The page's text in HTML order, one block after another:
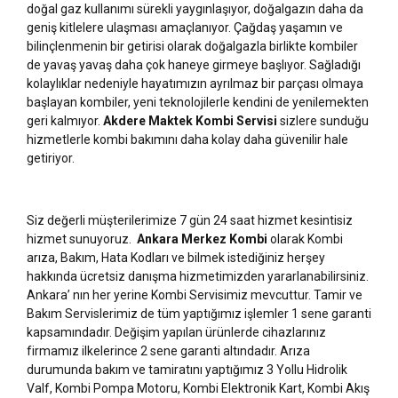
doğal gaz kullanımı sürekli yaygınlaşıyor, doğalgazın daha da
geniş kitlelere ulaşması amaçlanıyor. Çağdaş yaşamın ve
bilinçlenmenin bir getirisi olarak doğalgazla birlikte kombiler
de yavaş yavaş daha çok haneye girmeye başlıyor. Sağladığı
kolaylıklar nedeniyle hayatımızın ayrılmaz bir parçası olmaya
başlayan kombiler, yeni teknolojilerle kendini de yenilemekten
geri kalmıyor. Akdere Maktek Kombi Servisi sizlere sunduğu
hizmetlerle kombi bakımını daha kolay daha güvenilir hale
getiriyor.
Siz değerli müşterilerimize 7 gün 24 saat hizmet kesintisiz
hizmet sunuyoruz. Ankara Merkez Kombi olarak Kombi
arıza, Bakım, Hata Kodları ve bilmek istediğiniz herşey
hakkında ücretsiz danışma hizmetimizden yararlanabilirsiniz.
Ankara’ nın her yerine Kombi Servisimiz mevcuttur. Tamir ve
Bakım Servislerimiz de tüm yaptığımız işlemler 1 sene garanti
kapsamındadır. Değişim yapılan ürünlerde cihazlarınız
firmamız ilkelerince 2 sene garanti altındadır. Arıza
durumunda bakım ve tamiratını yaptığımız 3 Yollu Hidrolik
Valf, Kombi Pompa Motoru, Kombi Elektronik Kart, Kombi Akış